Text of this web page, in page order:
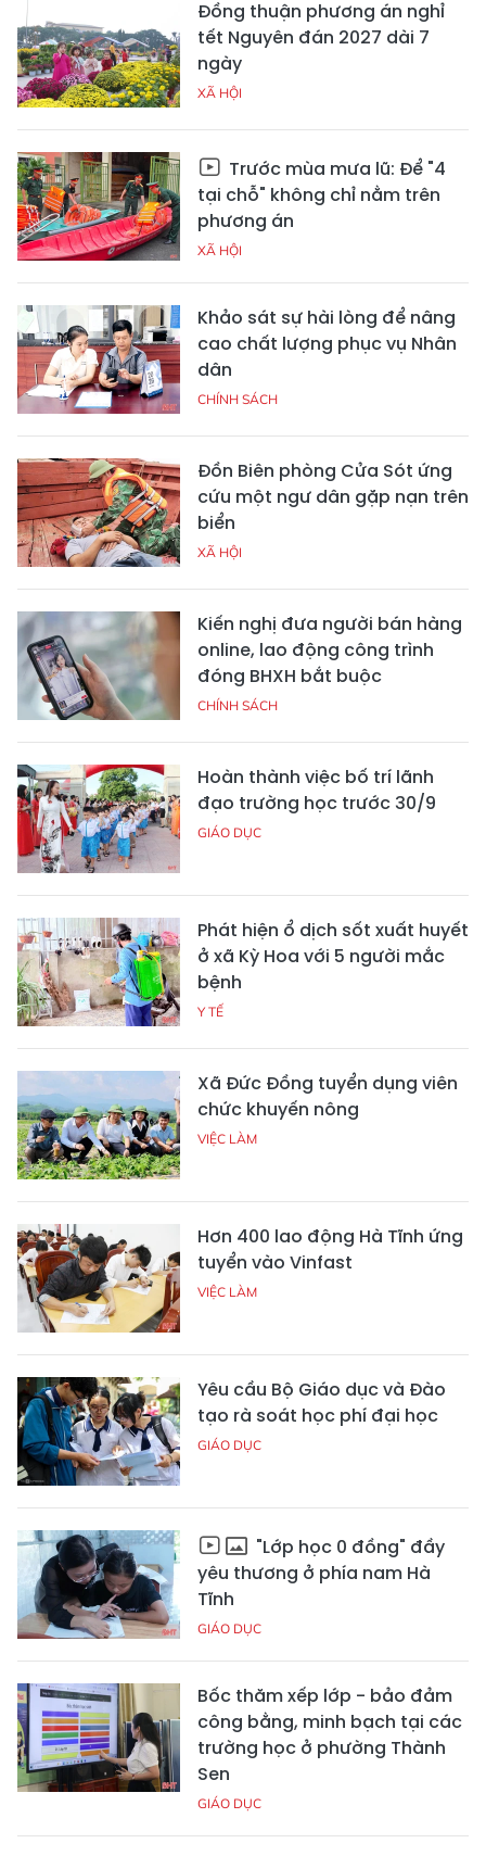
Đồng thuận phương án nghỉ
tết Nguyên đán 2027 dài 7
ngày
XÃ HỘI
Trước mùa mưa lũ: Để "4
tại chỗ" không chỉ nằm trên
phương án
XÃ HỘI
Khảo sát sự hài lòng để nâng
cao chất lượng phục vụ Nhân
dân
CHÍNH SÁCH
Đồn Biên phòng Cửa Sót ứng
cứu một ngư dân gặp nạn trên
biển
XÃ HỘI
Kiến nghị đưa người bán hàng
online, lao động công trình
đóng BHXH bắt buộc
CHÍNH SÁCH
Hoàn thành việc bố trí lãnh
đạo trường học trước 30/9
GIÁO DỤC
Phát hiện ổ dịch sốt xuất huyết
ở xã Kỳ Hoa với 5 người mắc
bệnh
Y TẾ
Xã Đức Đồng tuyển dụng viên
chức khuyến nông
VIỆC LÀM
Hơn 400 lao động Hà Tĩnh ứng
tuyển vào Vinfast
VIỆC LÀM
Yêu cầu Bộ Giáo dục và Đào
tạo rà soát học phí đại học
GIÁO DỤC
"Lớp học 0 đồng" đầy
yêu thương ở phía nam Hà
Tĩnh
GIÁO DỤC
Bốc thăm xếp lớp - bảo đảm
công bằng, minh bạch tại các
trường học ở phường Thành
Sen
GIÁO DỤC